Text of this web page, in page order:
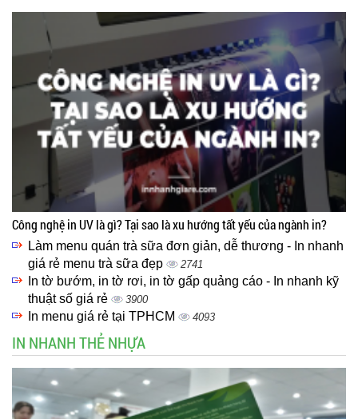
Công nghệ in UV là gì? Tại sao là xu hướng tất yếu của ngành in?
Làm menu quán trà sữa đơn giản, dễ thương - In nhanh
giá rẻ menu trà sữa đẹp
2741
In tờ bướm, in tờ rơi, in tờ gấp quảng cáo - In nhanh kỹ
thuật số giá rẻ
3900
In menu giá rẻ tại TPHCM 4093
IN NHANH THẺ NHỰA